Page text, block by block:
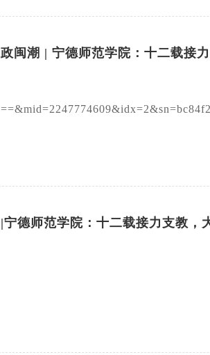
闽潮 | 宁德师范学院：十二载接
德师范学院：十二载接力支教，